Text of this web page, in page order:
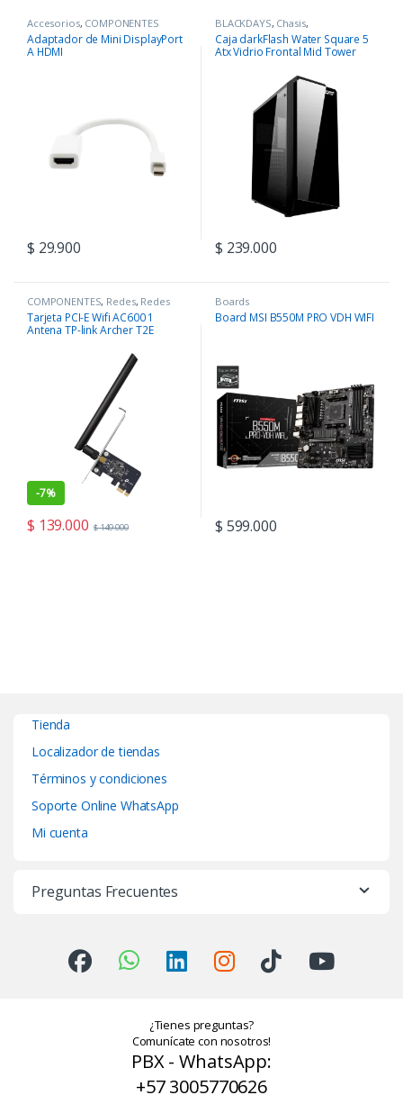
Accesorios, COMPONENTES
Adaptador de Mini DisplayPort
A HDMI
$ 29.900
BLACKDAYS, Chasis,
COMPONENTES
Caja darkFlash Water Square 5
Atx Vidrio Frontal Mid Tower
$ 239.000
COMPONENTES, Redes, Redes
Tarjeta PCI-E Wifi AC600 1
Antena TP-link Archer T2E
-7%
$ 139.000 $149.000
Boards
Board MSI B550M PRO VDH WIFI
$ 599.000
Tienda
Localizador de tiendas
Términos y condiciones
Soporte Online WhatsApp
Mi cuenta
Preguntas Frecuentes
¿Tienes preguntas?
Comunícate con nosotros!
PBX - WhatsApp:
+57 3005770626